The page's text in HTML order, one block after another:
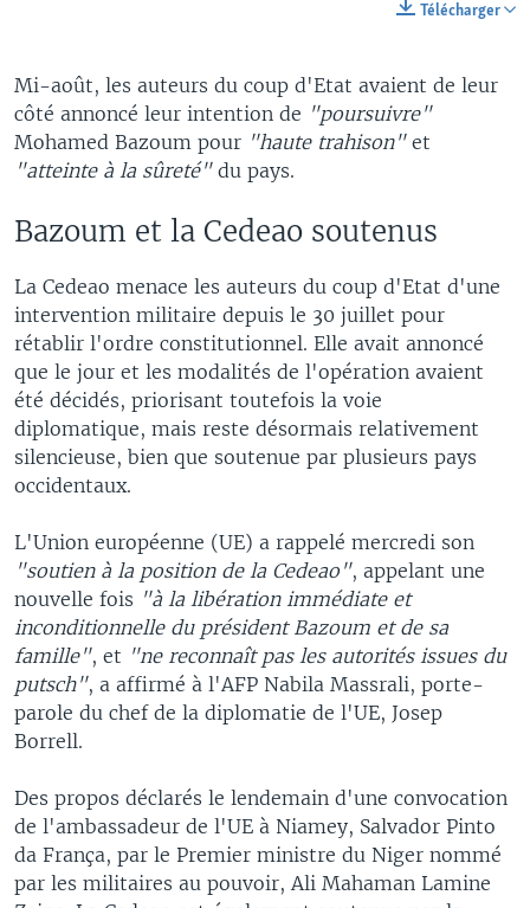
Télécharger
Mi-août, les auteurs du coup d'Etat avaient de leur
côté annoncé leur intention de "poursuivre"
Mohamed Bazoum pour "haute trahison"et
"atteinte à la sûreté"du pays.
Bazoum et la Cedeao soutenus
La Cedeao menace les auteurs du coup d'Etat d'une
intervention militaire depuis le 30 juillet pour
rétablir l'ordre constitutionnel. Elle avait annoncé
que le jour et les modalités de l'opération avaient
été décidés, priorisant toutefois la voie
diplomatique, mais reste désormais relativement
silencieuse, bien que soutenue par plusieurs pays
occidentaux.
L'Union européenne (UE) a rappelé mercredi son
"soutien à la position de la Cedeao", appelant une
nouvelle fois "à la libération immédiate et
inconditionnelle du président Bazoum et de sa
famille", et "ne reconnaît pas les autorités issues du
putsch", a affirmé à l'AFP Nabila Massrali, porte-
parole du chef de la diplomatie de l'UE, Josep
Borrell.
Des propos déclarés le lendemain d'une convocation
de l'ambassadeur de l'UE à Niamey, Salvador Pinto
da França, par le Premier ministre du Niger nommé
par les militaires au pouvoir, Ali Mahaman Lamine